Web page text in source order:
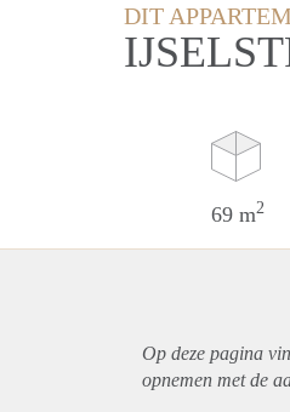
DIT
69 m2
Op deze pagina
opnemen met de